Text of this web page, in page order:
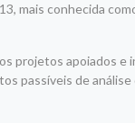
mais conhecida
projetos apoiados e
passíveis de